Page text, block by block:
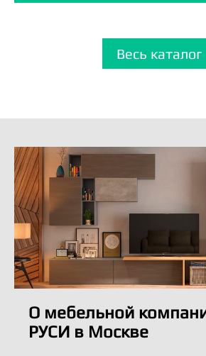
Весь каталог
О мебельной
РУСИ в Москве